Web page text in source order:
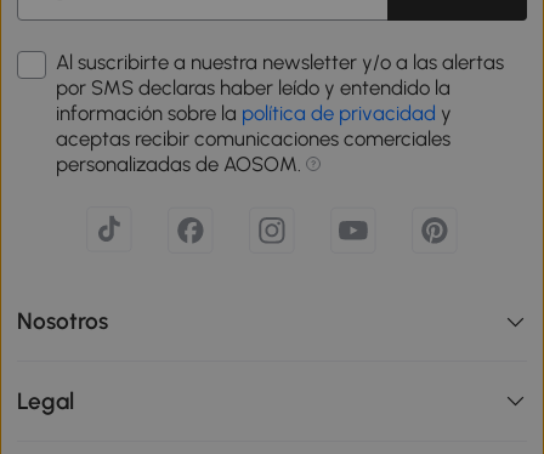
Al suscribirte a nuestra newsletter y/o a las alertas
por SMS declaras haber leído y entendido la
información sobre la política de privacidad y
aceptas recibir comunicaciones comerciales
personalizadas de AOSOM.
Nosotros
Legal